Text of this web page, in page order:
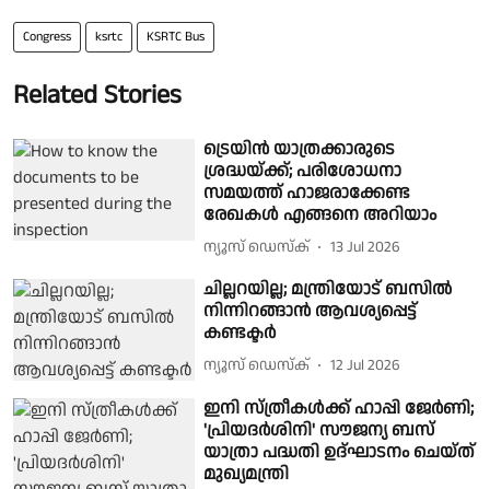
Congress ksrtc KSRTC Bus
Related Stories
ട്രെയിൻ യാത്രക്കാരുടെ
ശ്രദ്ധയ്ക്ക്; പരിശോധനാ
സമയത്ത് ഹാജരാക്കേണ്ട
രേഖകൾ എങ്ങനെ അറിയാം
ന്യൂസ് ഡെസ്ക് 13 Jul 2026
ചില്ലറയില്ല; മന്ത്രിയോട് ബസിൽ
നിന്നിറങ്ങാൻ ആവശ്യപ്പെട്ട്
കണ്ടക്ടർ
ന്യൂസ് ഡെസ്ക് 12 Jul 2026
ഇനി സ്ത്രീകൾക്ക് ഹാപ്പി ജേർണി;
'പ്രിയദർശിനി' സൗജന്യ ബസ്
യാത്രാ പദ്ധതി ഉദ്ഘാടനം ചെയ്ത്
മുഖ്യമന്ത്രി